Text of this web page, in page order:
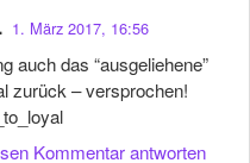
1. März 2017, 16:56
auch das “ausgeliehene”
zurück – versprochen!
Kommentar antworten